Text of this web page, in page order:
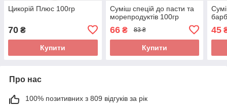
Цикорій Плюс 100гр
70 ₴
Купити
Суміш спецій до пасти та
морепродуктів 100гр
66₴ 83 ₴
Купити
45
Про нас
100% позитивних з 809 відгуків за рік